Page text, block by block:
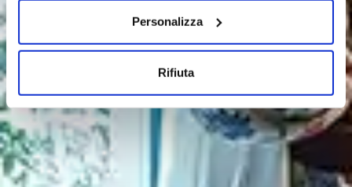
Personalizza
Rifiuta